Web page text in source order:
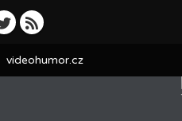
videohumor.cz